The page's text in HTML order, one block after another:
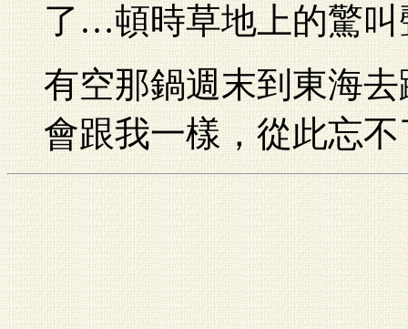
了…頓時草地上的驚
有空那鍋週末到東海
會跟我一樣，從此忘